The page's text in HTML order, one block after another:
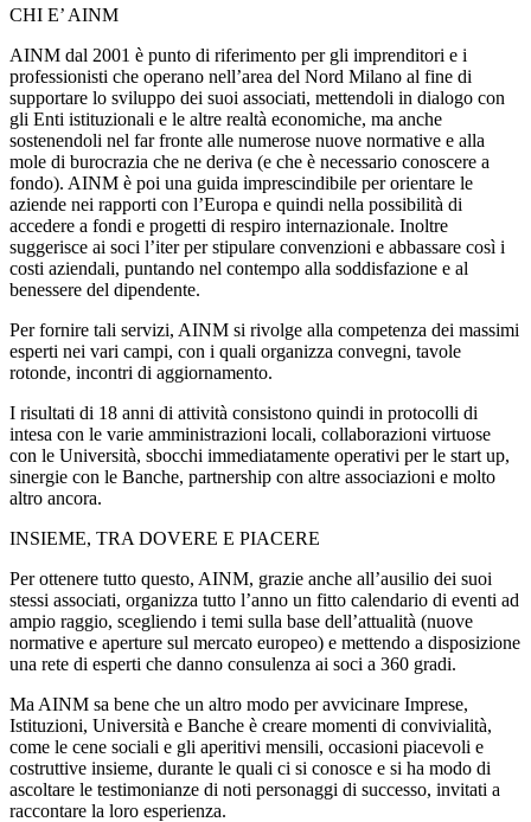
CHI E’ AINM
AINM dal 2001 è punto di riferimento per gli imprenditori e i
professionisti che operano nell’area del Nord Milano al fine di
supportare lo sviluppo dei suoi associati, mettendoli in dialogo con
gli Enti istituzionali e le altre realtà economiche, ma anche
sostenendoli nel far fronte alle numerose nuove normative e alla
mole di burocrazia che ne deriva (e che è necessario conoscere a
fondo). AINM è poi una guida imprescindibile per orientare le
aziende nei rapporti con l’Europa e quindi nella possibilità di
accedere a fondi e progetti di respiro internazionale. Inoltre
suggerisce ai soci l’iter per stipulare convenzioni e abbassare così i
costi aziendali, puntando nel contempo alla soddisfazione e al
benessere del dipendente.
Per fornire tali servizi, AINM si rivolge alla competenza dei massimi
esperti nei vari campi, con i quali organizza convegni, tavole
rotonde, incontri di aggiornamento.
I risultati di 18 anni di attività consistono quindi in protocolli di
intesa con le varie amministrazioni locali, collaborazioni virtuose
con le Università, sbocchi immediatamente operativi per le start up,
sinergie con le Banche, partnership con altre associazioni e molto
altro ancora.
INSIEME, TRA DOVERE E PIACERE
Per ottenere tutto questo, AINM, grazie anche all’ausilio dei suoi
stessi associati, organizza tutto l’anno un fitto calendario di eventi ad
ampio raggio, scegliendo i temi sulla base dell’attualità (nuove
normative e aperture sul mercato europeo) e mettendo a disposizione
una rete di esperti che danno consulenza ai soci a 360 gradi.
Ma AINM sa bene che un altro modo per avvicinare Imprese,
Istituzioni, Università e Banche è creare momenti di convivialità,
come le cene sociali e gli aperitivi mensili, occasioni piacevoli e
costruttive insieme, durante le quali ci si conosce e si ha modo di
ascoltare le testimonianze di noti personaggi di successo, invitati a
raccontare la loro esperienza.